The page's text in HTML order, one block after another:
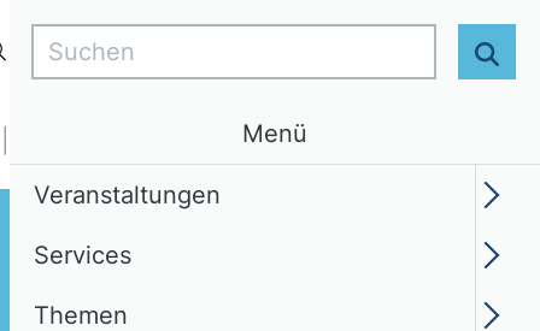
Login DE
Themen Verband
Suchen
Menü
Veranstaltungen
Services
Themen